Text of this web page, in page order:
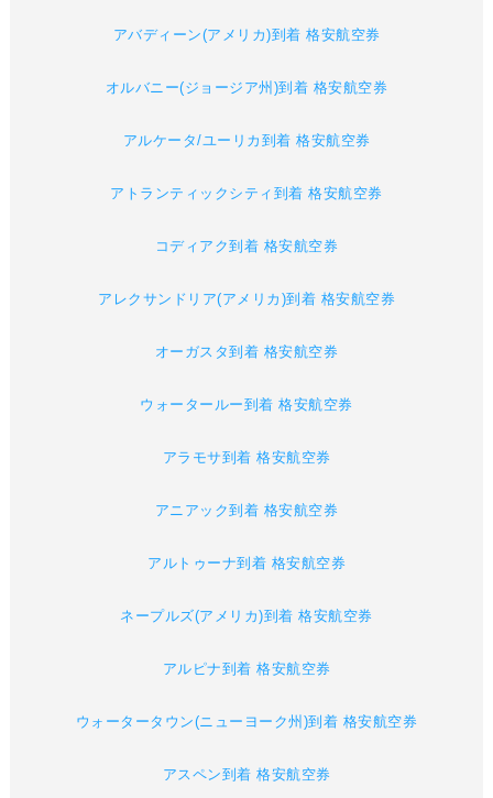
アバディーン(アメリカ)到着 格安航空券
オルバニー(ジョージア州)到着 格安航空券
アルケータ/ユーリカ到着 格安航空券
アトランティックシティ到着 格安航空券
コディアク到着 格安航空券
アレクサンドリア(アメリカ)到着 格安航空券
オーガスタ到着 格安航空券
ウォータールー到着 格安航空券
アラモサ到着 格安航空券
アニアック到着 格安航空券
アルトゥーナ到着 格安航空券
ネープルズ(アメリカ)到着 格安航空券
アルピナ到着 格安航空券
ウォータータウン(ニューヨーク州)到着 格安航空券
アスペン到着 格安航空券